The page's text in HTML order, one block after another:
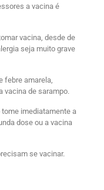
a vacina é
vacina, desde de
seja muito grave
febre amarela,
vacina de sarampo.
imediatamente a
dose ou a vacina
se vacinar.